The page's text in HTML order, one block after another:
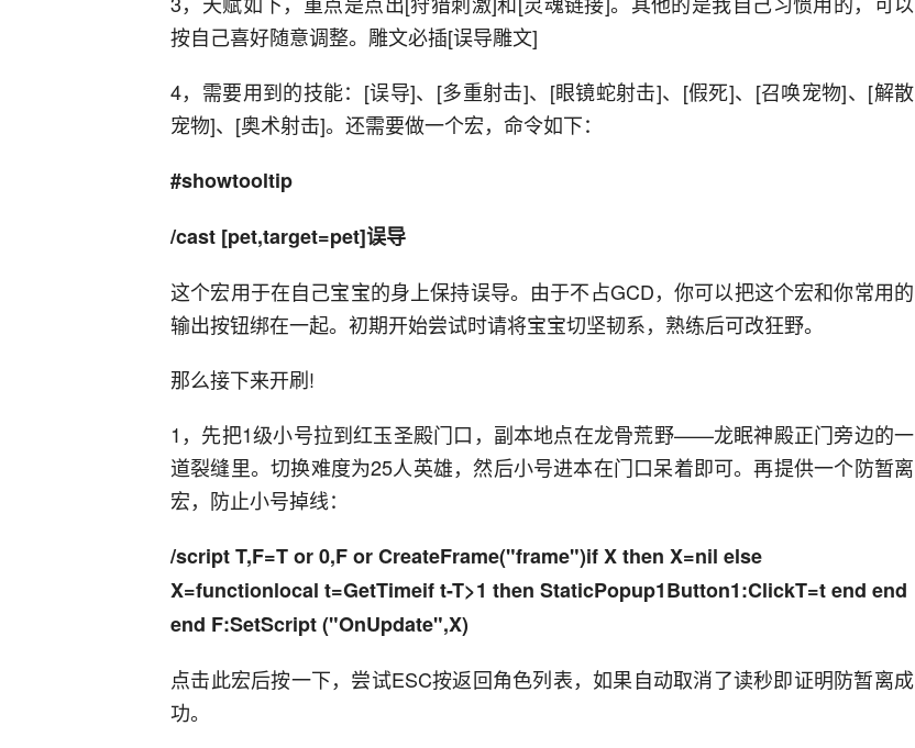
按自己喜好随意调整。雕文必插[误导雕文]
4，需要用到的技能：[误导]、[多重射击]、[眼镜蛇射击]、[假死]、[召唤宠物]、[解散
宠物]、[奥术射击]。还需要做一个宏，命令如下：
#showtooltip
/cast [pet,target=pet]误导
这个宏用于在自己宝宝的身上保持误导。由于不占GCD，你可以把这个宏和你常用的
输出按钮绑在一起。初期开始尝试时请将宝宝切坚韧系，熟练后可改狂野。
那么接下来开刷!
1，先把1级小号拉到红玉圣殿门口，副本地点在龙骨荒野——龙眠神殿正门旁边的一
道裂缝里。切换难度为25人英雄，然后小号进本在门口呆着即可。再提供一个防暂离
宏，防止小号掉线：
/script T,F=T or 0,F or CreateFrame("frame")if X then X=nil else
X=functionlocal t=GetTimeif t-T>1 then StaticPopup1Button1:ClickT=t end end
end F:SetScript ("OnUpdate",X)
点击此宏后按一下，尝试ESC按返回角色列表，如果自动取消了读秒即证明防暂离成
功。